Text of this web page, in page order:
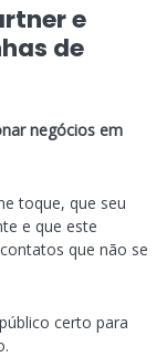
e
de
negócios em
toque, que seu
e que este
que não se
certo para